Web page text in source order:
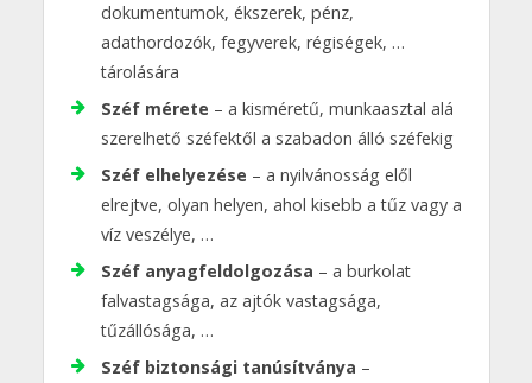
dokumentumok, ékszerek, pénz,
adathordozók, fegyverek, régiségek, …
tárolására
Széf mérete – a kisméretű, munkaasztal alá
szerelhető széfektől a szabadon álló széfekig
Széf elhelyezése – a nyilvánosság elől
elrejtve, olyan helyen, ahol kisebb a tűz vagy a
víz veszélye, …
Széf anyagfeldolgozása – a burkolat
falvastagsága, az ajtók vastagsága,
tűzállósága, …
Széf biztonsági tanúsítványa –